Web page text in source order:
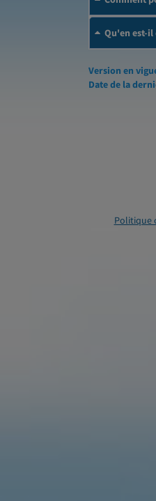
Qu'en est-il
Version en
Date de la
Politique